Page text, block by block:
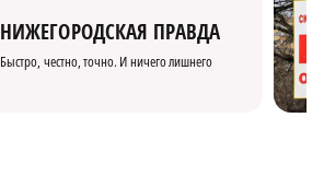
НИЖЕГОРОДСКАЯ ПРАВДА
Быстро, честно, точно. И ничего лишнего